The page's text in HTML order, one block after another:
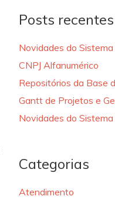
Posts recentes
Novidades do
CNPJ Alfanumérico
Repositórios da Base
Gantt de Projetos e
Novidades do
Categorias
Atendimento